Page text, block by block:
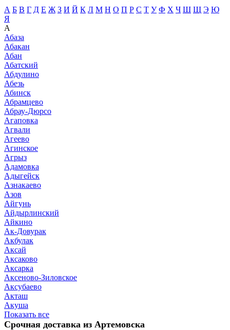
А Б В Г Д Е Ж З И Й К Л М Н О П Р С Т У Ф Х Ч Ш Щ Э Ю
Я
А
Абаза
Абакан
Абан
Абатский
Абдулино
Абезь
Абинск
Абрамцево
Абрау-Дюрсо
Агаповка
Агвали
Агеево
Агинское
Агрыз
Адамовка
Адыгейск
Азнакаево
Азов
Айгунь
Айдырлинский
Айкино
Ак-Довурак
Акбулак
Аксай
Аксаково
Аксарка
Аксеново-Зиловское
Аксубаево
Акташ
Акуша
Показать все
Срочная доставка из Артемовска